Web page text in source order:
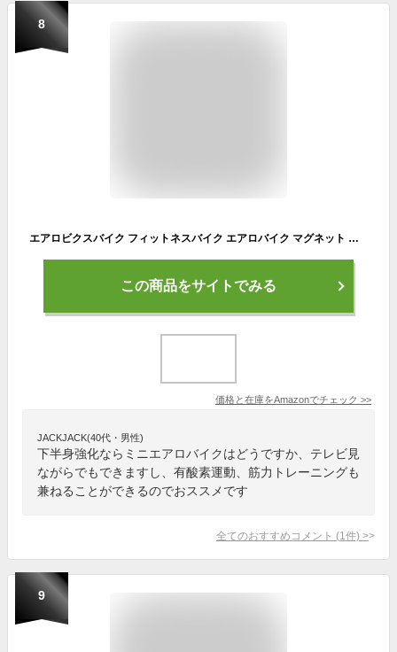
8
エアロビクスバイク フィットネスバイク エアロバイク マグネット ミニスピンバイク 大型液晶メータ 腕・脚用 小型トレーニングマシン 自宅トレーニング 有酸素運動 高齢者 ダイエット器具 省スペース (ブラック)
この商品をサイトでみる
価格と在庫をAmazonでチェック >>
JACKJACK(40代・男性)
下半身強化ならミニエアロバイクはどうですか、テレビ見
ながらでもできますし、有酸素運動、筋力トレーニングも
兼ねることができるのでおススメです
全てのおすすめコメント (1 件) >
9